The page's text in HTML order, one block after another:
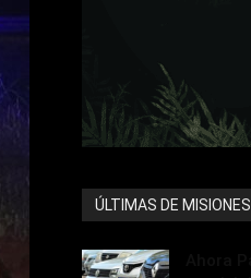
ÚLTIMAS DE MISIONES